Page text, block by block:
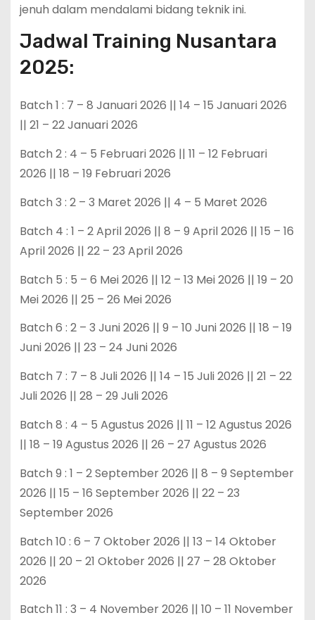
jenuh dalam mendalami bidang teknik ini.
Jadwal Training Nusantara
2025:
Batch 1 : 7 – 8 Januari 2026 || 14 – 15 Januari 2026
|| 21 – 22 Januari 2026
Batch 2 : 4 – 5 Februari 2026 || 11 – 12 Februari
2026 || 18 – 19 Februari 2026
Batch 3 : 2 – 3 Maret 2026 || 4 – 5 Maret 2026
Batch 4 : 1 – 2 April 2026 || 8 – 9 April 2026 || 15 – 16
April 2026 || 22 – 23 April 2026
Batch 5 : 5 – 6 Mei 2026 || 12 – 13 Mei 2026 || 19 – 20
Mei 2026 || 25 – 26 Mei 2026
Batch 6 : 2 – 3 Juni 2026 || 9 – 10 Juni 2026 || 18 – 19
Juni 2026 || 23 – 24 Juni 2026
Batch 7 : 7 – 8 Juli 2026 || 14 – 15 Juli 2026 || 21 – 22
Juli 2026 || 28 – 29 Juli 2026
Batch 8 : 4 – 5 Agustus 2026 || 11 – 12 Agustus 2026
|| 18 – 19 Agustus 2026 || 26 – 27 Agustus 2026
Batch 9 : 1 – 2 September 2026 || 8 – 9 September
2026 || 15 – 16 September 2026 || 22 – 23
September 2026
Batch 10 : 6 – 7 Oktober 2026 || 13 – 14 Oktober
2026 || 20 – 21 Oktober 2026 || 27 – 28 Oktober
2026
Batch 11 : 3 – 4 November 2026 || 10 – 11 November